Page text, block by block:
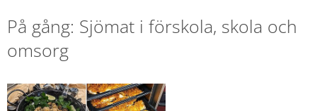
På gång: Sjömat i förskola, skola och
omsorg